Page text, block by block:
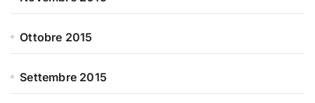
Ottobre 2015
Settembre 2015